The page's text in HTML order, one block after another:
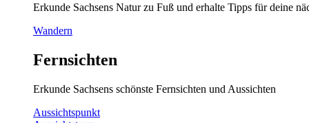
Erkunde Sachsens Natur zu Fuß und erhalte Tipps für deine
Wandern
Fernsichten
Erkunde Sachsens schönste Fernsichten und Aussichten
Aussichtspunkt